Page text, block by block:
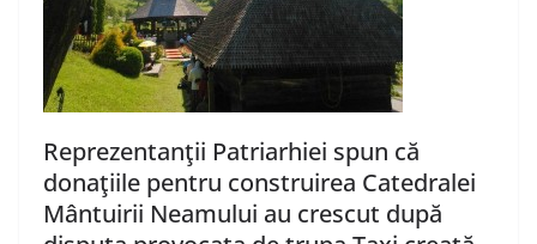
Reprezentanţii Patriarhiei spun că
donaţiile pentru construirea Catedralei
Mântuirii Neamului au crescut după